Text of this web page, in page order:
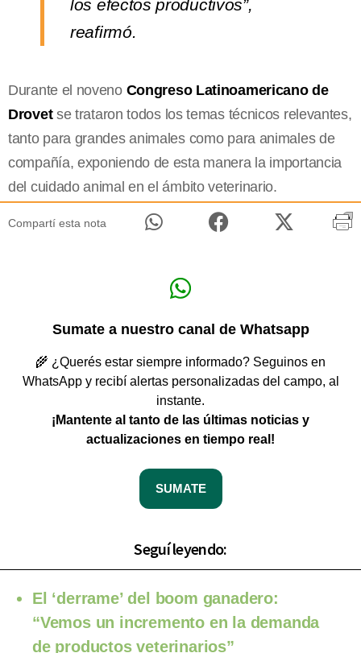
los efectos productivos”,
reafirmó.
Durante el noveno Congreso Latinoamericano de
Drovetse trataron todos los temas técnicos relevantes,
tanto para grandes animales como para animales de
compañía, exponiendo de esta manera la importancia
del cuidado animal en el ámbito veterinario.
Compartí esta nota
Sumate a nuestro canal de Whatsapp
🌾 ¿Querés estar siempre informado? Seguinos en
WhatsApp y recibí alertas personalizadas del campo, al
instante.
¡Mantente al tanto de las últimas noticias y
actualizaciones en tiempo real!
SUMATE
Seguí leyendo:
El ‘derrame’ del boom ganadero:
“Vemos un incremento en la demanda
de productos veterinarios”